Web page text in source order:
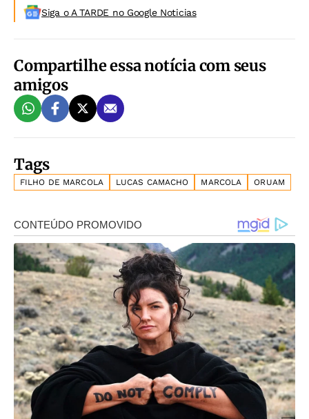
Siga o A TARDE no Google Noticias
Compartilhe essa notícia com seus
amigos
Tags
FILHO DE MARCOLA LUCAS CAMACHO MARCOLA ORUAM